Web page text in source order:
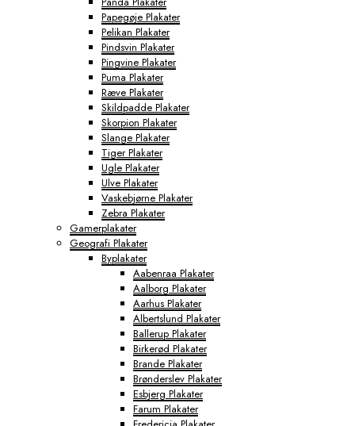
Papegøje Plakater
Pelikan Plakater
Pindsvin Plakater
Pingvine Plakater
Puma Plakater
Ræve Plakater
Skildpadde Plakater
Skorpion Plakater
Slange Plakater
Tiger Plakater
Ugle Plakater
Ulve Plakater
Vaskebjørne Plakater
Zebra Plakater
Gamerplakater
Geografi Plakater
Byplakater
Aabenraa Plakater
Aalborg Plakater
Aarhus Plakater
Albertslund Plakater
Ballerup Plakater
Birkerød Plakater
Brande Plakater
Brønderslev Plakater
Esbjerg Plakater
Farum Plakater